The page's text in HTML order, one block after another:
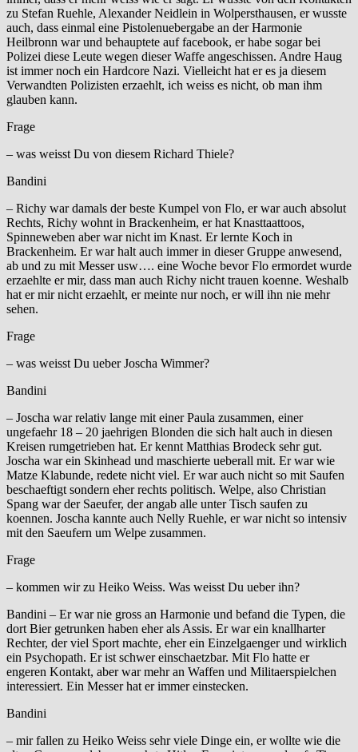
zu Stefan Ruehle, Alexander Neidlein in Wolpersthausen, er wusste
auch, dass einmal eine Pistolenuebergabe an der Harmonie
Heilbronn war und behauptete auf facebook, er habe sogar bei
Polizei diese Leute wegen dieser Waffe angeschissen. Andre Haug
ist immer noch ein Hardcore Nazi. Vielleicht hat er es ja diesem
Verwandten Polizisten erzaehlt, ich weiss es nicht, ob man ihm
glauben kann.
Frage
– was weisst Du von diesem Richard Thiele?
Bandini
– Richy war damals der beste Kumpel von Flo, er war auch absolut
Rechts, Richy wohnt in Brackenheim, er hat Knasttaattoos,
Spinneweben aber war nicht im Knast. Er lernte Koch in
Brackenheim. Er war halt auch immer in dieser Gruppe anwesend,
ab und zu mit Messer usw…. eine Woche bevor Flo ermordet wurde
erzaehlte er mir, dass man auch Richy nicht trauen koenne. Weshalb
hat er mir nicht erzaehlt, er meinte nur noch, er will ihn nie mehr
sehen.
Frage
– was weisst Du ueber Joscha Wimmer?
Bandini
– Joscha war relativ lange mit einer Paula zusammen, einer
ungefaehr 18 – 20 jaehrigen Blonden die sich halt auch in diesen
Kreisen rumgetrieben hat. Er kennt Matthias Brodeck sehr gut.
Joscha war ein Skinhead und maschierte ueberall mit. Er war wie
Matze Klabunde, redete nicht viel. Er war auch nicht so mit Saufen
beschaeftigt sondern eher rechts politisch. Welpe, also Christian
Spang war der Saeufer, der angab alle unter Tisch saufen zu
koennen. Joscha kannte auch Nelly Ruehle, er war nicht so intensiv
mit den Saeufern um Welpe zusammen.
Frage
– kommen wir zu Heiko Weiss. Was weisst Du ueber ihn?
Bandini – Er war nie gross an Harmonie und befand die Typen, die
dort Bier getrunken haben eher als Assis. Er war ein knallharter
Rechter, der viel Sport machte, eher ein Einzelgaenger und wirklich
ein Psychopath. Er ist schwer einschaetzbar. Mit Flo hatte er
engeren Kontakt, aber war mehr an Waffen und Militaerspielchen
interessiert. Ein Messer hat er immer einstecken.
Bandini
– mir fallen zu Heiko Weiss sehr viele Dinge ein, er wollte wie die